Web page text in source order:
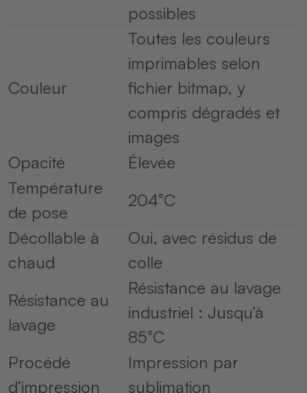
possibles
Couleur
Toutes les couleurs
imprimables selon
fichier bitmap, y
compris dégradés et
images
Opacité
Élevée
Température
de pose
204°C
Décollable à
chaud
Oui, avec résidus de
colle
Résistance au
lavage
Résistance au lavage
industriel : Jusqu’à
85°C
Procédé
d‘impression
Impression par
sublimation